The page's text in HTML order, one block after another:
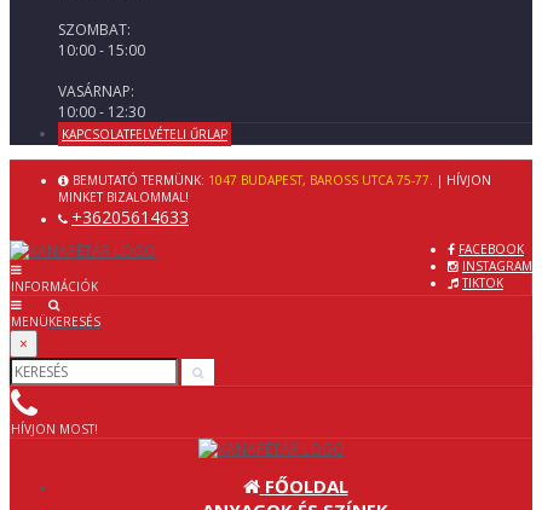
SZOMBAT:
10:00 - 15:00
VASÁRNAP:
10:00 - 12:30
KAPCSOLATFELVÉTELI ŰRLAP
BEMUTATÓ TERMÜNK: 1047 BUDAPEST, BAROSS UTCA 75-77.
| HÍVJON
MINKET BIZALOMMAL!
+36205614633
FACEBOOK
INSTAGRAM
TIKTOK
INFORMÁCIÓK
MENÜKERESÉS
×
HÍVJON MOST!
FŐOLDAL